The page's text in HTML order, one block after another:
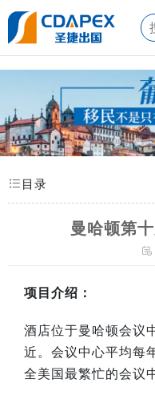
目录
曼哈顿第
项目介绍：
酒店位于曼哈顿会议
近。会议中心平均每
全美国最繁忙的会议